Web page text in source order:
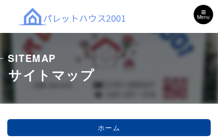
Menu
サイトマップ
SITEMAP
ホーム